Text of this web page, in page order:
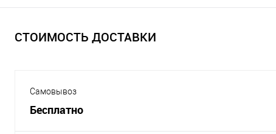
СТОИМОСТЬ ДОСТАВКИ
Самовывоз
Бесплатно